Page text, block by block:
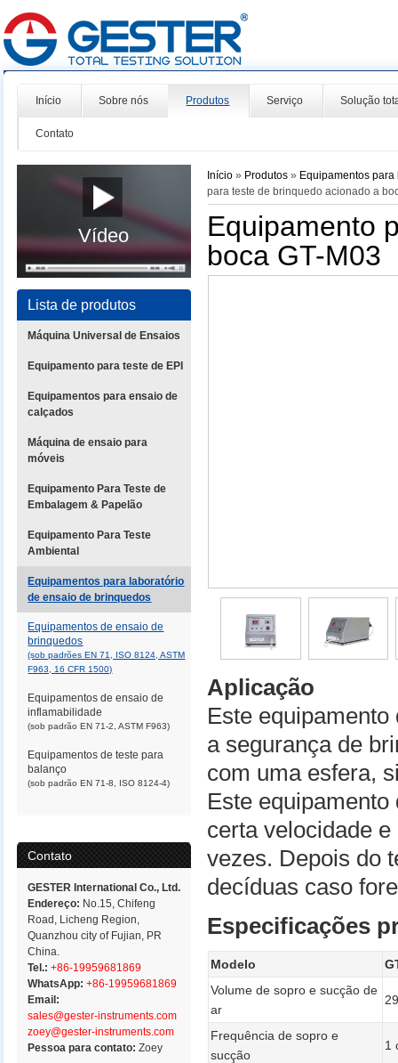
Início Sobre nós Produtos Serviço Solução
Contato
Vídeo
Lista de produtos
Máquina Universal de Ensaios
Equipamento para teste de EPI
Equipamentos para ensaio de
calçados
Máquina de ensaio para
móveis
Equipamento Para Teste de
Embalagem & Papelão
Equipamento Para Teste
Ambiental
Equipamentos para laboratório
de ensaio de brinquedos
Equipamentos de ensaio de
brinquedos
(sob padrões EN 71, ISO 8124, ASTM
F963, 16 CFR 1500)
Equipamentos de ensaio de
inflamabilidade
(sob padrão EN 71-2, ASTM F963)
Equipamentos de teste para
balanço
(sob padrão EN 71-8, ISO 8124-4)
Contato
GESTER International Co., Ltd.
Endereço: No.15, Chifeng
Road, Licheng Region,
Quanzhou city of Fujian, PR
China.
Tel.: +86-19959681869
WhatsApp: +86-19959681869
Email:
sales@gester-instruments.com
zoey@gester-instruments.com
Pessoa para contato:Zoey
Início » Produtos» Equipamentos
para teste de brinquedo acionado a
Equipamento
boca GT-M03
Aplicação
Este
a segurança de
com uma esfera,
Este
certa velocidade
vezes. Depois do
decíduas caso
Especificações
Modelo
Volume de sopro e sucção de
ar
Frequência de sopro e
sucção
1